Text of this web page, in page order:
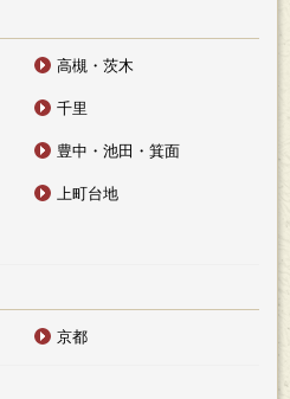
高槻・茨木
千里
豊中・池田・箕面
上町台地
京都